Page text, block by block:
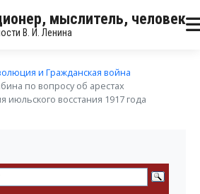
мыслитель, человек
В. И. Ленина
и Гражданская война
по вопросу об арестах
восстания 1917 года